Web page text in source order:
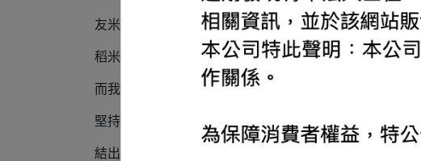
友米友田的產品是西元前就存在的“米”
稻米從來不曾拒絕任何⼈
而我們有的剛好就是堅持
堅持相挺在地的農民，相信深耕在地，
結出的稻穗是最獨特的樣貌